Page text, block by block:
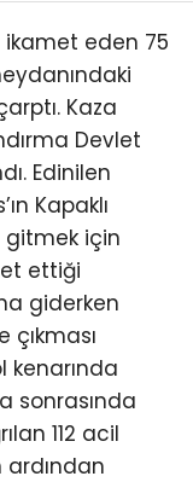
ikamet eden 75
Kaza
Devlet
Edinilen
Kapaklı
gitmek için
ettiği
giderken
sonrasında
112 acil
ardından